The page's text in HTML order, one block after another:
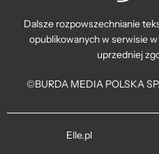
Dalsze rozpowszechnianie
opublikowanych w serwisie
uprzedniej
©BURDA MEDIA POLSKA
Elle.pl